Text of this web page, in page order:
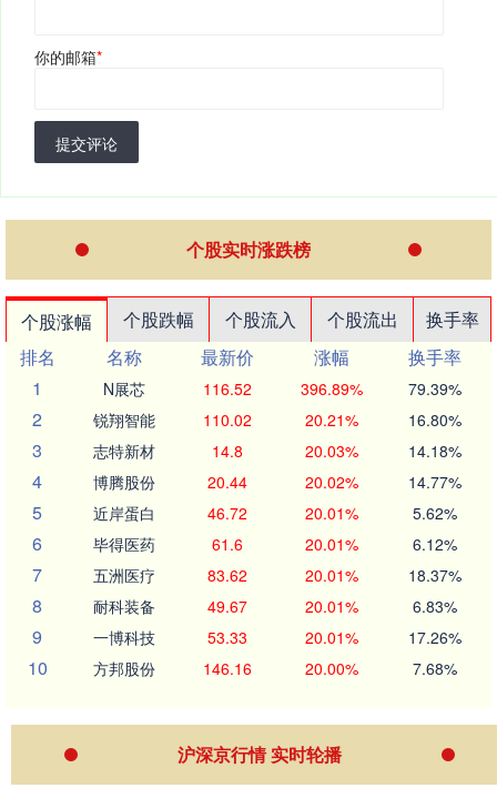
你的邮箱*
提交评论
个股实时涨跌榜
个股涨幅 个股跌幅 个股流入 个股流出
换手率
排名
名称 最新价 涨幅
换手率
1
N展芯 116.52 396.89% 79.39%
2 锐翔智能 110.02 20.21% 16.80%
3 志特新材 14.8 20.03% 14.18%
4 博腾股份 20.44 20.02% 14.77%
5 近岸蛋白 46.72 20.01% 5.62%
6 毕得医药 61.6 20.01% 6.12%
7 五洲医疗 83.62 20.01% 18.37%
8 耐科装备 49.67 20.01% 6.83%
9 一博科技 53.33 20.01% 17.26%
10 方邦股份 146.16 20.00% 7.68%
沪深京行情 实时轮播